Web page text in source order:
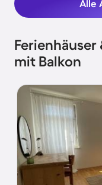
Alle
mit Balkon